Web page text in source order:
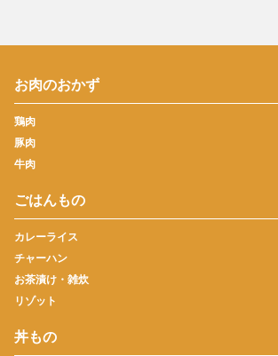
お肉のおかず
鶏肉
豚肉
牛肉
ごはんもの
カレーライス
チャーハン
お茶漬け・雑炊
リゾット
丼もの